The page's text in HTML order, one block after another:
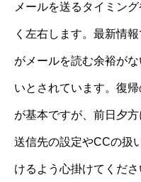
メールを送るタイミン
く左右します。最新情
がメールを読む余裕が
いとされています。復
が基本ですが、前日夕
送信先の設定やCCの扱
けるよう心掛けてくださ